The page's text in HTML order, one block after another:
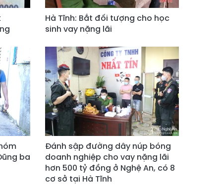
Hà Tĩnh: Bắt đối tượng cho học
sinh vay nặng lãi
ba
Đánh sập đường dây núp bóng
doanh nghiệp cho vay nặng lãi
hơn 500 tỷ đồng ở Nghệ An, có 8
cơ sở tại Hà Tĩnh